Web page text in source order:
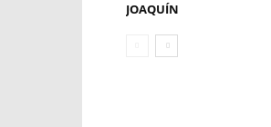
JOAQUÍN